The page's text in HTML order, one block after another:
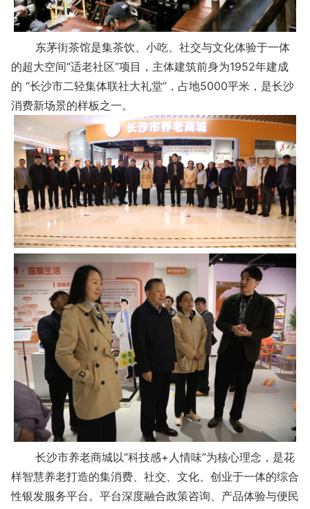
东茅街茶馆是集茶饮、小吃、社交与文化体验于一体
的超大空间“适老社区”项目，主体建筑前身为1952年建成
的 “长沙市二轻集体联社大礼堂”，占地5000平米，是长沙
消费新场景的样板之一。
长沙市养老商城以“科技感+人情味”为核心理念，是花
样智慧养老打造的集消费、社交、文化、创业于一体的综合
性银发服务平台。平台深度融合政策咨询、产品体验与便民